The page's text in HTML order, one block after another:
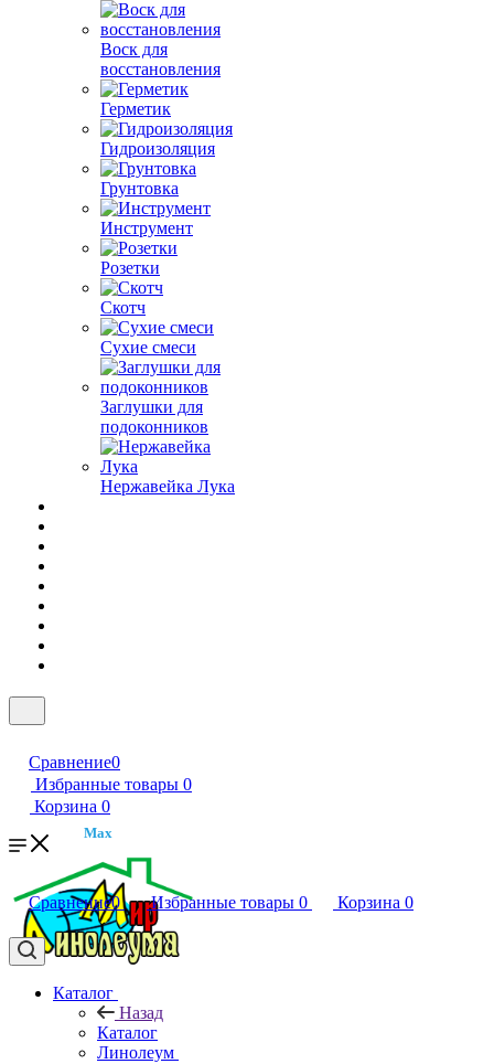
Воск для
восстановления
Герметик
Гидроизоляция
Грунтовка
Инструмент
Розетки
Скотч
Сухие смеси
Заглушки для
подоконников
Нержавейка Лука
Сравнение0
Избранные товары 0
Корзина 0
Max
Сравнение0 Избранные товары 0 Корзина 0
Каталог
Назад
Каталог
Линолеум